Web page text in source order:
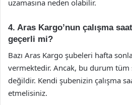
uzamasına neden olabilir.
4. Aras Kargo’nun çalışma
geçerli mi?
Bazı Aras Kargo şubeleri hafta
vermektedir. Ancak, bu durum tüm
değildir. Kendi şubenizin çalışma
etmelisiniz.